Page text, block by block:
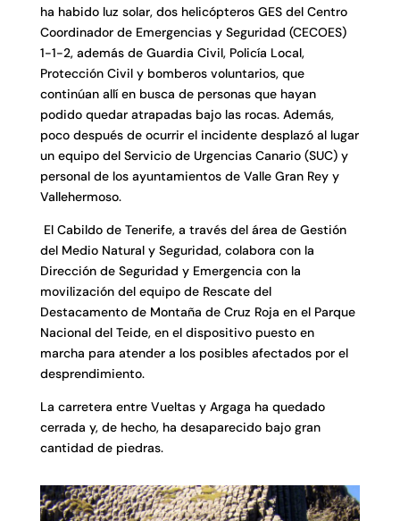
ha habido luz solar, dos helicópteros GES del Centro
Coordinador de Emergencias y Seguridad (CECOES)
1-1-2, además de Guardia Civil, Policía Local,
Protección Civil y bomberos voluntarios, que
continúan allí en busca de personas que hayan
podido quedar atrapadas bajo las rocas. Además,
poco después de ocurrir el incidente desplazó al lugar
un equipo del Servicio de Urgencias Canario (SUC) y
personal de los ayuntamientos de Valle Gran Rey y
Vallehermoso.
El Cabildo de Tenerife, a través del área de Gestión
del Medio Natural y Seguridad, colabora con la
Dirección de Seguridad y Emergencia con la
movilización del equipo de Rescate del
Destacamento de Montaña de Cruz Roja en el Parque
Nacional del Teide, en el dispositivo puesto en
marcha para atender a los posibles afectados por el
desprendimiento.
La carretera entre Vueltas y Argaga ha quedado
cerrada y, de hecho, ha desaparecido bajo gran
cantidad de piedras.